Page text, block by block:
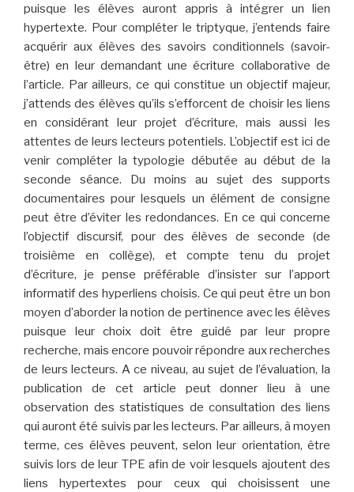
puisque les élèves auront appris à intégrer un lien
hypertexte. Pour compléter le triptyque, j’entends faire
acquérir aux élèves des savoirs conditionnels (savoir-
être) en leur demandant une écriture collaborative de
l’article. Par ailleurs, ce qui constitue un objectif majeur,
j’attends des élèves qu’ils s’efforcent de choisir les liens
en considérant leur projet d’écriture, mais aussi les
attentes de leurs lecteurs potentiels. L’objectif est ici de
venir compléter la typologie débutée au début de la
seconde séance. Du moins au sujet des supports
documentaires pour lesquels un élément de consigne
peut être d’éviter les redondances. En ce qui concerne
l’objectif discursif, pour des élèves de seconde (de
troisième en collège), et compte tenu du projet
d’écriture, je pense préférable d’insister sur l’apport
informatif des hyperliens choisis. Ce qui peut être un bon
moyen d’aborder la notion de pertinence avec les élèves
puisque leur choix doit être guidé par leur propre
recherche, mais encore pouvoir répondre aux recherches
de leurs lecteurs. A ce niveau, au sujet de l’évaluation, la
publication de cet article peut donner lieu à une
observation des statistiques de consultation des liens
qui auront été suivis par les lecteurs. Par ailleurs, à moyen
terme, ces élèves peuvent, selon leur orientation, être
suivis lors de leur TPE afin de voir lesquels ajoutent des
liens hypertextes pour ceux qui choisissent une